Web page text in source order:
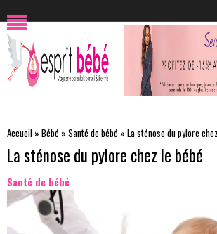
Accueil » Bébé » Santé de bébé » La sténose du pylore
La sténose du pylore chez le bébé
Santé de bébé